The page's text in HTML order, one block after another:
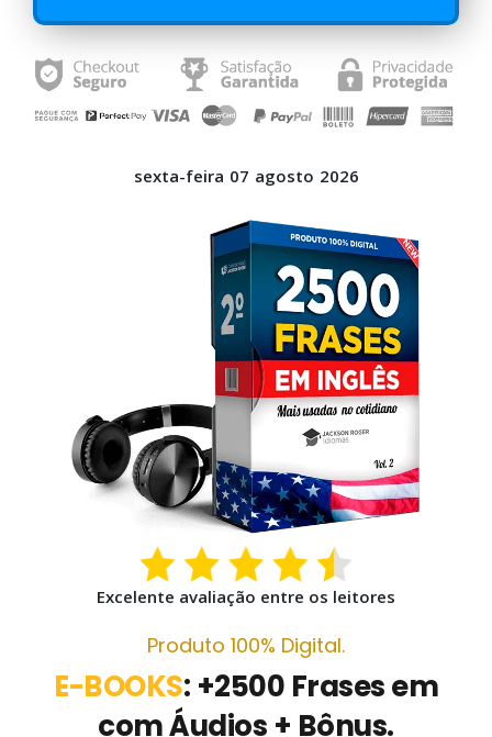
sexta-feira agosto
07 2026
Excelente avaliação entre os leitores
Produto 100% Digital.
E-BOOKS: +2500 Frases em
com Áudios + Bônus.